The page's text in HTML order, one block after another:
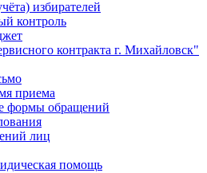
избирателей
контроль
контракта г. Михайловск"
приема
формы обращений
лиц
помощь